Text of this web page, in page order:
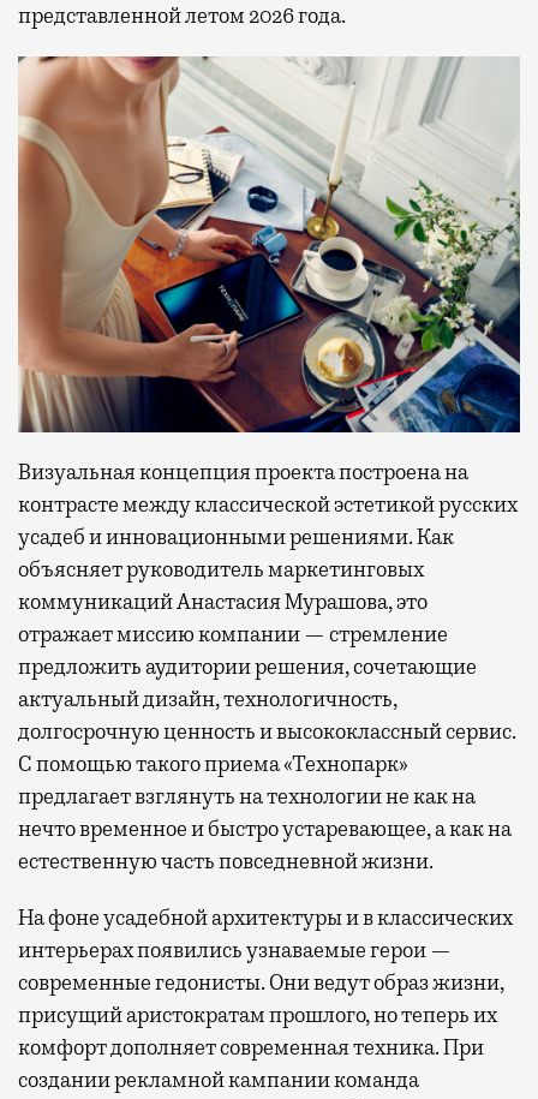
представленной летом 2026 года.
Визуальная концепция проекта построена на
контрасте между классической эстетикой русских
усадеб и инновационными решениями. Как
объясняет руководитель маркетинговых
коммуникаций Анастасия Мурашова, это
отражает миссию компании — стремление
предложить аудитории решения, сочетающие
актуальный дизайн, технологичность,
долгосрочную ценность и высококлассный сервис.
С помощью такого приема «Технопарк»
предлагает взглянуть на технологии не как на
нечто временное и быстро устаревающее, а как на
естественную часть повседневной жизни.
На фоне усадебной архитектуры и в классических
интерьерах появились узнаваемые герои —
современные гедонисты. Они ведут образ жизни,
присущий аристократам прошлого, но теперь их
комфорт дополняет современная техника. При
создании рекламной кампании команда